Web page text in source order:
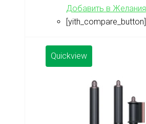
Добавить в Желания
[yith_compare_button]
Quickview